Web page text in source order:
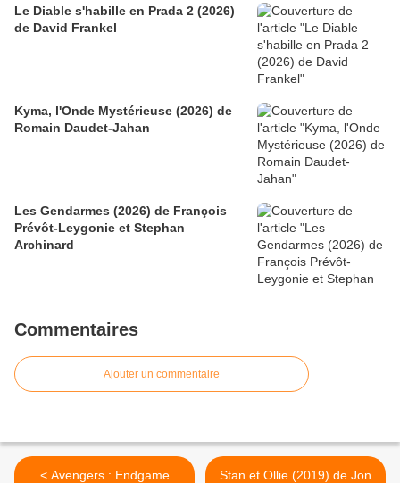
Le Diable s'habille en Prada 2 (2026)
de David Frankel
Kyma, l'Onde Mystérieuse (2026) de
Romain Daudet-Jahan
Les Gendarmes (2026) de François
Prévôt-Leygonie et Stephan
Archinard
Commentaires
Ajouter un commentaire
< Avengers : Endgame
Stan et Ollie (2019) de Jon